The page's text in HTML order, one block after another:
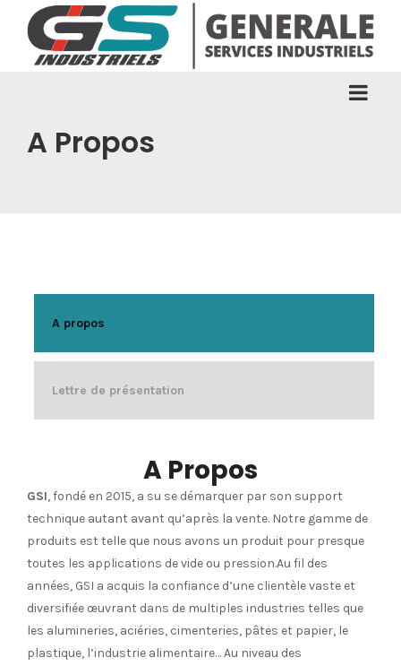
A Propos
A propos
Lettre de présentation
A Propos
GSI, fondé en 2015, a su se démarquer par son support
technique autant avant qu’après la vente. Notre gamme de
produits est telle que nous avons un produit pour presque
toutes les applications de vide ou pression.Au fil des
années, GSI a acquis la confiance d’une clientèle vaste et
diversifiée œuvrant dans de multiples industries telles que
les alumineries, aciéries, cimenteries, pâtes et papier, le
plastique, l’industrie alimentaire… Au niveau des